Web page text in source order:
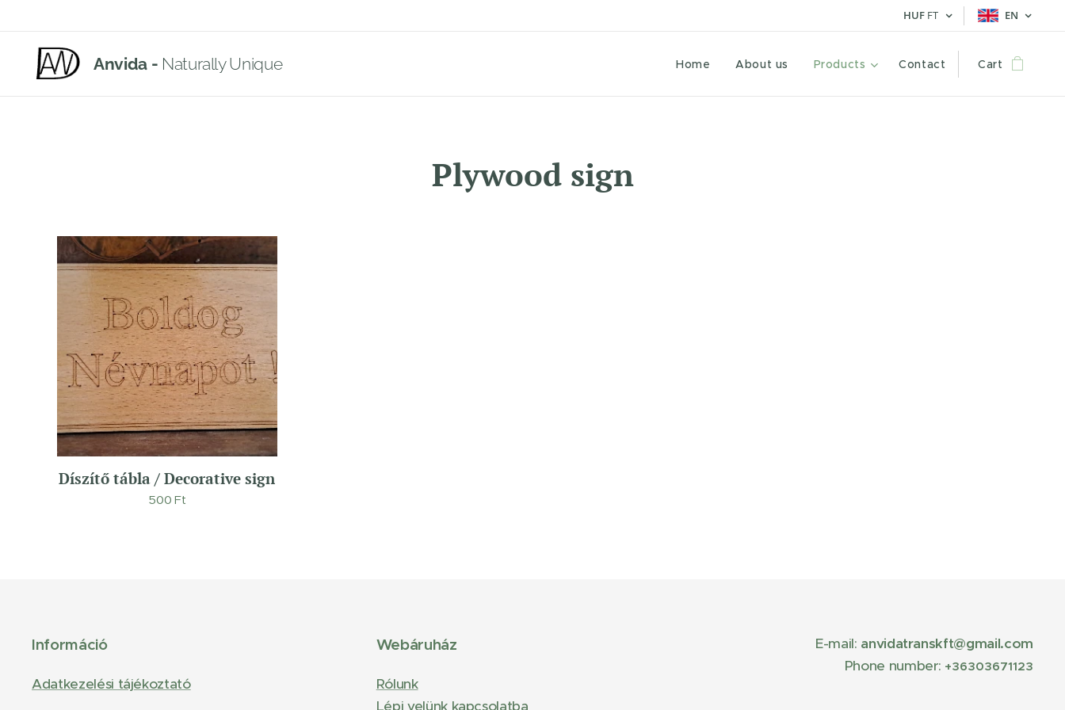
HUF FT EN
Anvida - Naturally Unique Home About us Products Contact Cart
Plywood sign
Díszítő tábla / Decorative sign
500 Ft
Információ
Adatkezelési tájékoztató
Webáruház
Rólunk
Lépj velünk kapcsolatba
E-mail: anvidatranskft@gmail.com
Phone number: +36303671123